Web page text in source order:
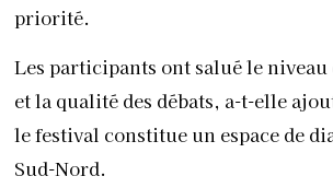
priorité.
Les participants ont salué le
et la qualité des débats, a-t-elle
le festival constitue un espace de
Sud-Nord.